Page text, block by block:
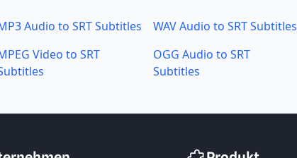
Audio to SRT Subtitles WAV Audio to SRT Subtitles
Video to SRT
OGG Audio to SRT
Subtitles